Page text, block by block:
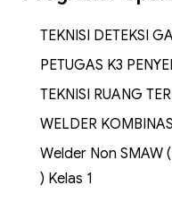
TEKNISI DETEKSI
PETUGAS K3
TEKNISI RUANG
WELDER
Welder Non SMAW
) Kelas 1